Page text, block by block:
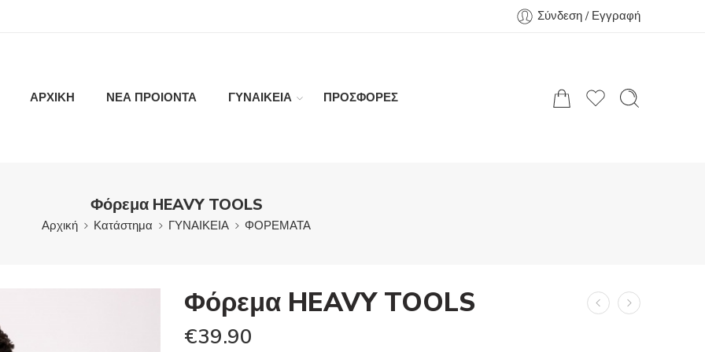
Σύνδεση / Εγγραφή
ΑΡΧΙΚΗ ΝΕΑ ΠΡΟΙΟΝΤΑ ΓΥΝΑΙΚΕΙΑ ΠΡΟΣΦΟΡΕΣ
Φόρεμα HEAVY TOOLS
Αρχική Κατάστημα ΓΥΝΑΙΚΕΙΑ ΦΟΡΕΜΑΤΑ
Φόρεμα HEAVY TOOLS
€39.90